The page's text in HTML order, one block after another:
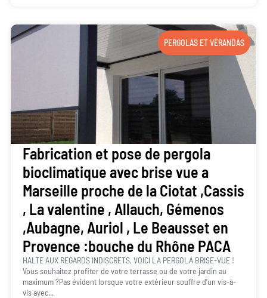
PERGOLAS ET VÉRANDAS
Fabrication et pose de pergola
bioclimatique avec brise vue a
Marseille proche de la Ciotat ,Cassis
, La valentine , Allauch, Gémenos
,Aubagne, Auriol , Le Beausset en
Provence :bouche du Rhône PACA
HALTE AUX REGARDS INDISCRETS, VOICI LA PERGOLA BRISE-VUE !
Vous souhaitez profiter de votre terrasse ou de votre jardin au
maximum ?Pas évident lorsque votre extérieur souffre d’un vis-à-
vis avec...